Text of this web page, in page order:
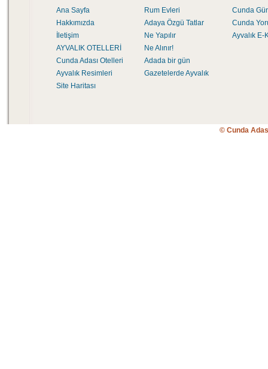
Ana Sayfa
Hakkımızda
İletişim
AYVALIK OTELLERİ
Cunda Adası Otelleri
Ayvalık Resimleri
Site Haritası
Rum Evleri
Adaya Özgü Tatlar
Ne Yapılır
Ne Alınır!
Adada bir gün
Gazetelerde Ayvalık
Cunda
Cunda
Ayvalık E-
© Cunda